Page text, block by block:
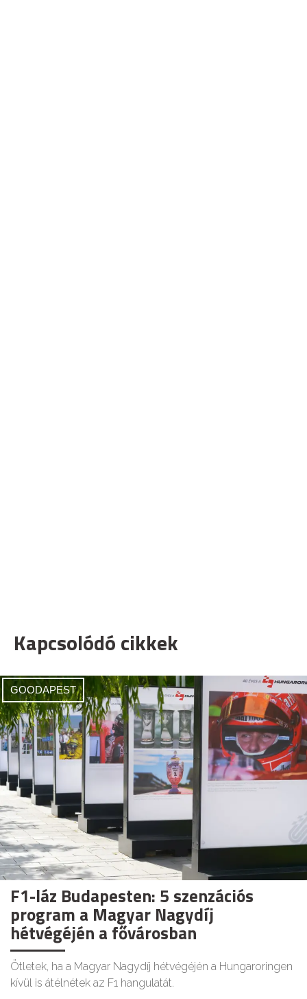
Kapcsolódó cikkek
GOODAPEST
F1-láz Budapesten: 5 szenzációs
program a Magyar Nagydíj
hétvégéjén a fővárosban
Ötletek, ha a Magyar Nagydíj hétvégéjén a Hungaroringen
kívül is átélnétek az F1 hangulatát.